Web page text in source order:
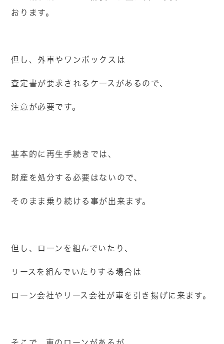
おります。
但し、外車やワンボックスは
査定書が要求されるケースがあるので、
注意が必要です。
基本的に再生手続きでは、
財産を処分する必要はないので、
そのまま乗り続ける事が出来ます。
但し、ローンを組んでいたり、
リースを組んでいたりする場合は
ローン会社やリース会社が車を引き揚げに来ます。